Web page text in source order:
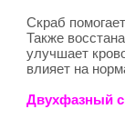
Скраб
Также
улучшает
влияет на
Двухфазный